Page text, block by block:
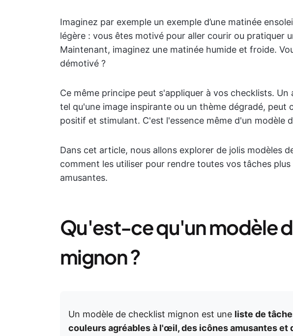
Imaginez par exemple un exemple d’une matinée
légère : vous êtes motivé pour aller courir ou pratiquer
Maintenant, imaginez une matinée humide et froide.
démotivé ?
Ce même principe peut s'appliquer à vos checklists.
tel qu'une image inspirante ou un thème dégradé, peut
positif et stimulant. C'est l'essence même d'un modèle
Dans cet article, nous allons explorer de jolis modèles
comment les utiliser pour rendre toutes vos tâches
amusantes.
Qu'est-ce qu'un modèle
mignon ?
Un modèle de checklist mignon est une liste de
couleurs agréables à l'œil, des icônes amusantes et